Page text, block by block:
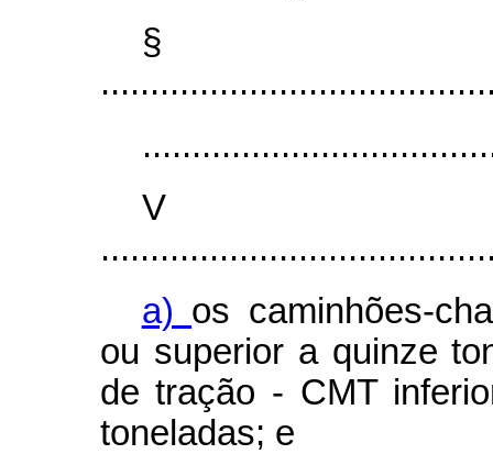
§
a) os caminhões-
ou superior a quinze
de tração - CMT
toneladas; e